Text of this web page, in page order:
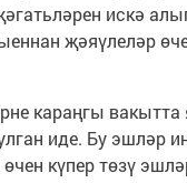
искә
җәяүлеләр
караңгы вакытта
иде. Бу эшләр
күпер төзү